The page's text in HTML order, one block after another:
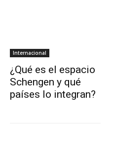
Internacional
¿Qué es el espacio
Schengen y qué
países lo integran?